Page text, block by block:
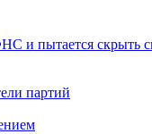
и пытается скрыть
партий